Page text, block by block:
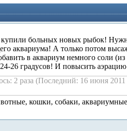
больных новых рыбок!
аквариума! А только потом
в аквариум немного соли
26 градусов! И повысить
2 раза (Последний: 16 июня
кошки, собаки,